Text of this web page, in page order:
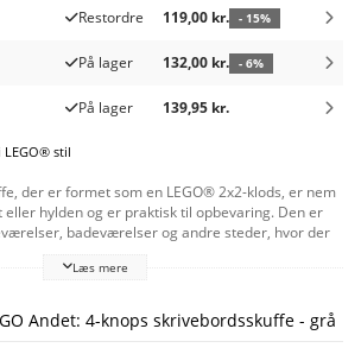
Restordre 119,00 kr. - 15%
På lager 132,00 kr. - 6%
På lager 139,95 kr.
stil
der er formet som en LEGO® 2x2-klods, er nem
hylden og er praktisk til opbevaring. Den er
badeværelser og andre steder, hvor der
personlige opbevaringssystemer, der kan
Læs mere
Andet: 4-knops skrivebordsskuffe - grå